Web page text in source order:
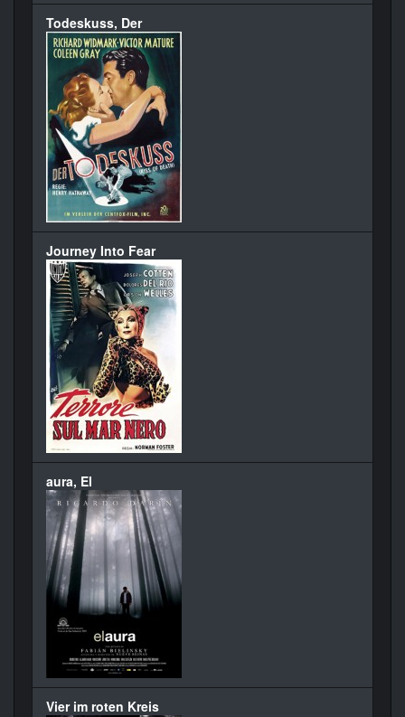
Todeskuss, Der
Journey Into Fear
aura, El
Vier im roten Kreis